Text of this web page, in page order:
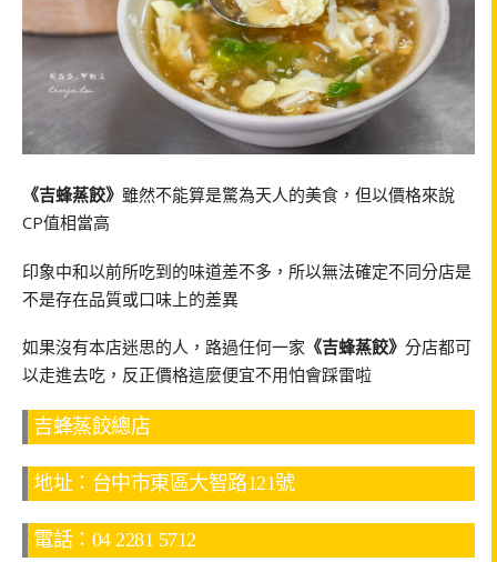
《吉蜂蒸餃》 雖然不能算是驚為天人的美食，但以價格來說
CP值相當高
印象中和以前所吃到的味道差不多，所以無法確定不同分店是
不是存在品質或口味上的差異
如果沒有本店迷思的人，路過任何一家 《吉蜂蒸餃》 分店都可
以走進去吃，反正價格這麼便宜不用怕會踩雷啦
吉蜂蒸餃總店
地址：台中市東區大智路121號
電話：04 2281 5712